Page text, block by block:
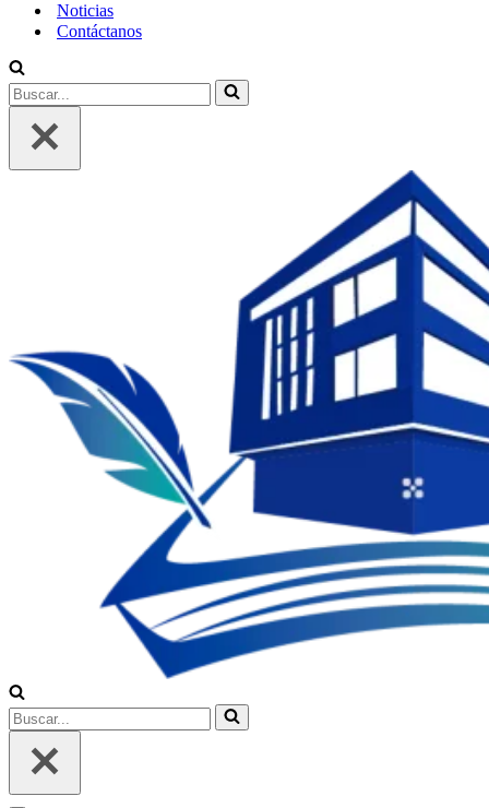
Noticias
Contáctanos
Buscar...
Buscar...